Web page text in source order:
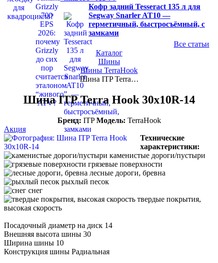
Кофр задний Tesseract 135 л для
Segway Snarler AT10 —
герметичный, быстросъёмный, с
замками
Все статьи
Каталог
Шины
Шины TerraHook
Шина ITP Terra…
Шина ITP Terra Hook 30x10R-14
Бренд: ITP Модель: TerraHook
Акция
Технические
характеристики:
каменистые дороги/пустыри
грязевые поверхности
лесные дороги, бревна
рыхлый песок
снег
твердые покрытия,
высокая скорость
Посадочный диаметр на диск 14
Внешняя высота шины 30
Ширина шины 10
Конструкция шины Радиальная